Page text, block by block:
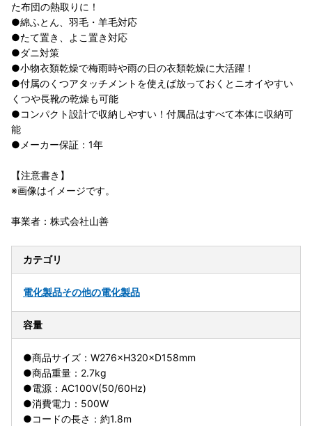
た布団の熱取りに！
●綿ふとん、羽毛・羊毛対応
●たて置き、よこ置き対応
●ダニ対策
●小物衣類乾燥で梅雨時や雨の日の衣類乾燥に大活躍！
●付属のくつアタッチメントを使えば放っておくとニオイやすい
くつや長靴の乾燥も可能
●コンパクト設計で収納しやすい！付属品はすべて本体に収納可
能
●メーカー保証：1年
【注意書き】
※画像はイメージです。
事業者：株式会社山善
カテゴリ
電化製品その他の電化製品
容量
●商品サイズ：W276×H320×D158mm
●商品重量：2.7kg
●電源：AC100V(50/60Hz)
●消費電力：500W
●コードの長さ：約1.8m